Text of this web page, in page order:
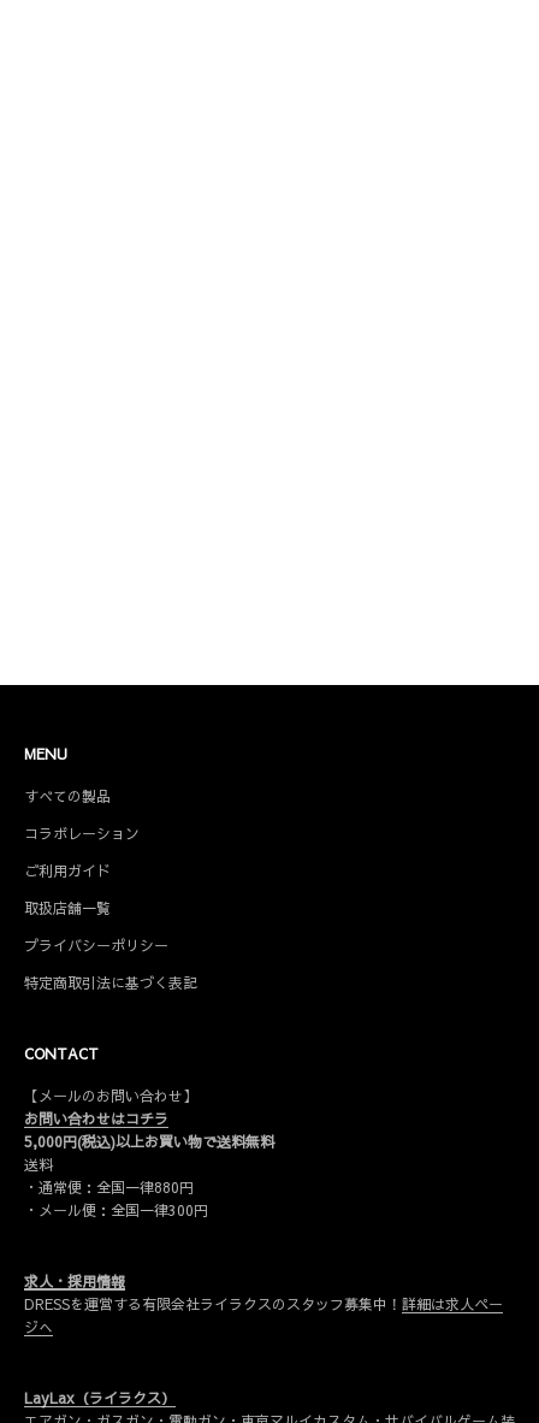
MENU
すべての製品
コラボレーション
ご利用ガイド
取扱店舗一覧
プライバシーポリシー
特定商取引法に基づく表記
CONTACT
【メールのお問い合わせ】
お問い合わせはコチラ
5,000円(税込)以上お買い物で送料無料
送料
・通常便：全国一律880円
・メール便：全国一律300円
求人・採用情報
DRESSを運営する有限会社ライラクスのスタッフ募集中！ 詳細は求人ペー
ジへ
LayLax（ライラクス）